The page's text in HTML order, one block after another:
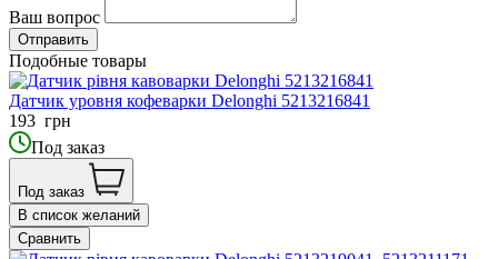
Ваш вопрос
Подобные товары
Датчик уровня кофеварки Delonghi 5213216841
193 грн
Под заказ
Под заказ
В список желаний
Сравнить